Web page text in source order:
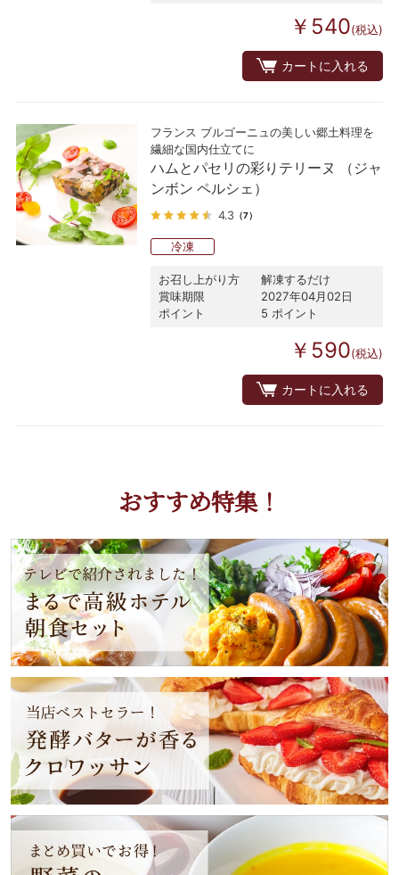
￥540(税込)
カートに入れる
フランス ブルゴーニュの美しい郷土料理を
繊細な国内仕立てに
ハムとパセリの彩りテリーヌ （ジャ
ンボン ペルシェ）
4.3 （7）
冷凍
お召し上がり方
解凍するだけ
賞味期限
2027年04月02日
ポイント
5 ポイント
￥590(税込)
カートに入れる
おすすめ特集！